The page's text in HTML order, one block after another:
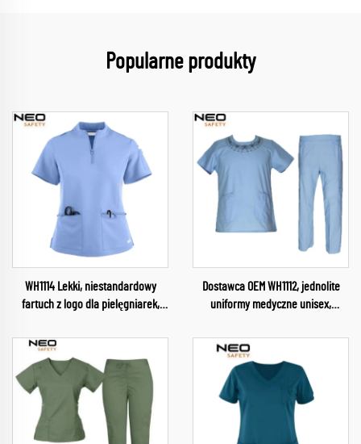
Popularne produkty
WH1114 Lekki, niestandardowy
fartuch z logo dla pielęgniarek,
weterynaryjnych, górna część
stroju, fachowe fartuchy do salonu
piękności
Dostawca OEM WH1112, jednolite
uniformy medyczne unisex,
pielęgniarskie, służba zdrowia,
damskie uniformy, miękkie i
wygodne fartuchy, sprzedaż